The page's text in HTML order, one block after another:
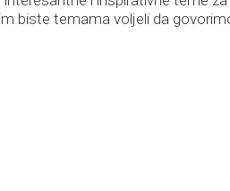
biste temama voljeli da